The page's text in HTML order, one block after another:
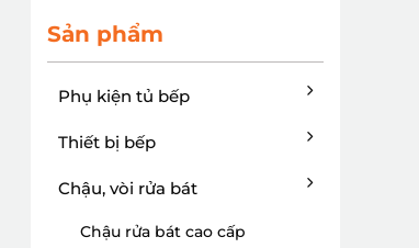
Sản phẩm
Phụ kiện tủ bếp
Thiết bị bếp
Chậu, vòi rửa bát
Chậu rửa bát cao cấp